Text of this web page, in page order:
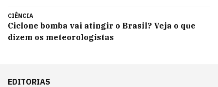
CIÊNCIA
Ciclone bomba vai atingir o Brasil? Veja o que
dizem os meteorologistas
EDITORIAS